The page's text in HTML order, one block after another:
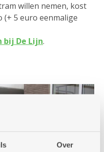
Over
willen nemen, kost
5 euro eenmalige
bij De Lijn.